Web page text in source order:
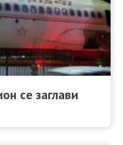
се заглави